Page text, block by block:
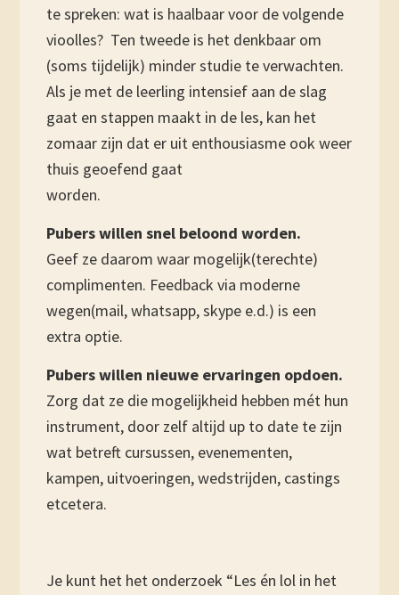
te spreken: wat is haalbaar voor de volgende
vioolles? Ten tweede is het denkbaar om
(soms tijdelijk) minder studie te verwachten.
Als je met de leerling intensief aan de slag
gaat en stappen maakt in de les, kan het
zomaar zijn dat er uit enthousiasme ook weer
thuis geoefend gaat
worden.
Pubers willen snel beloond worden.
Geef ze daarom waar mogelijk(terechte)
complimenten. Feedback via moderne
wegen(mail, whatsapp, skype e.d.) is een
extra optie.
Pubers willen nieuwe ervaringen opdoen.
Zorg dat ze die mogelijkheid hebben mét hun
instrument, door zelf altijd up to date te zijn
wat betreft cursussen, evenementen,
kampen, uitvoeringen, wedstrijden, castings
etcetera.
Je kunt het het onderzoek “Les én lol in het